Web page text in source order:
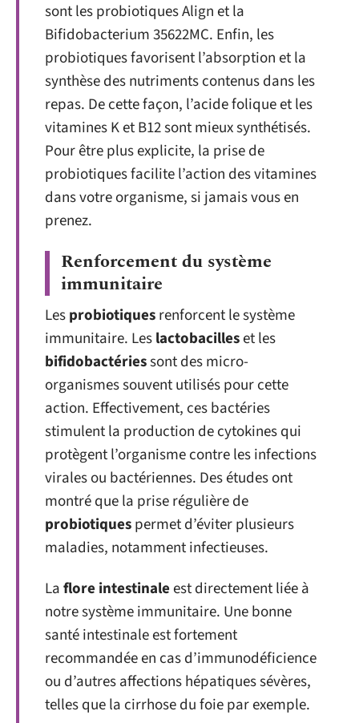
sont les probiotiques Align et la
Bifidobacterium 35622MC. Enfin, les
probiotiques favorisent l’absorption et la
synthèse des nutriments contenus dans les
repas. De cette façon, l’acide folique et les
vitamines K et B12 sont mieux synthétisés.
Pour être plus explicite, la prise de
probiotiques facilite l’action des vitamines
dans votre organisme, si jamais vous en
prenez.
Renforcement du système
immunitaire
Lesprobiotiquesrenforcent le système
immunitaire. Leslactobacilleset les
bifidobactériessont des micro-
organismes souvent utilisés pour cette
action. Effectivement, ces bactéries
stimulent la production de cytokines qui
protègent l’organisme contre les infections
virales ou bactériennes. Des études ont
montré que la prise régulière de
probiotiquespermet d’éviter plusieurs
maladies, notamment infectieuses.
Laflore intestinaleest directement liée à
notre système immunitaire. Une bonne
santé intestinale est fortement
recommandée en cas d’immunodéficience
ou d’autres affections hépatiques sévères,
telles que la cirrhose du foie par exemple.